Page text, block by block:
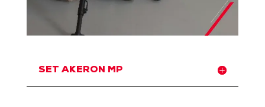
SET AKERON MP